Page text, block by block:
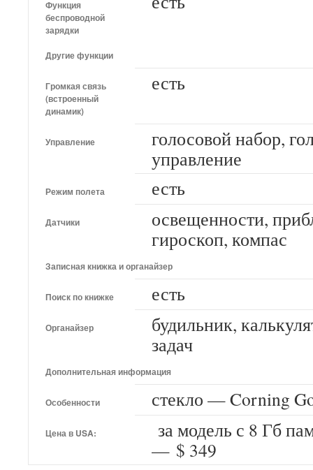
Функция
беспроводной
зарядки
Другие функции
Громкая связь
(встроенный
динамик)
есть
Управление
голосовой набор,
управление
Режим полета есть
Датчики
освещенности,
гироскоп, компас
Записная книжка и органайзер
Поиск по книжке есть
Органайзер
будильник,
задач
Дополнительная информация
Особенности стекло — Corning
Цена в USA:
за модель с 8 Гб
— $ 349